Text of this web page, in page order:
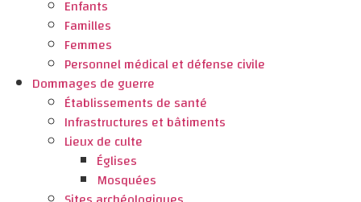
Enfants
Familles
Femmes
Personnel médical et défense civile
Dommages de guerre
Établissements de santé
Infrastructures et bâtiments
Lieux de culte
Églises
Mosquées